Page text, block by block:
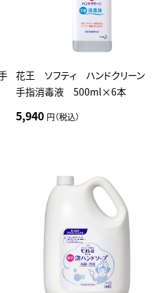
花王 ソフティ ハンドクリーン
手指消毒液 500ml×6本
5,940 円（税込）